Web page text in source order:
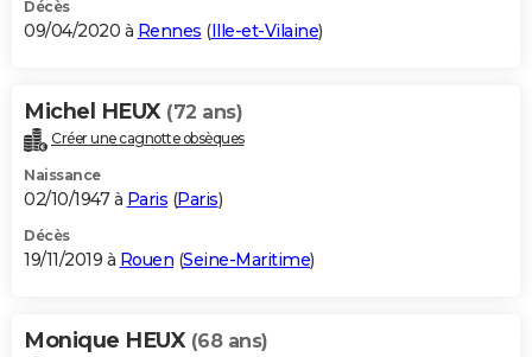
Décès
09/04/2020 à Rennes (Ille-et-Vilaine)
Michel HEUX (72 ans)
Créer une cagnotte obsèques
Naissance
02/10/1947 à Paris (Paris)
Décès
19/11/2019 à Rouen (Seine-Maritime)
Monique HEUX (68 ans)